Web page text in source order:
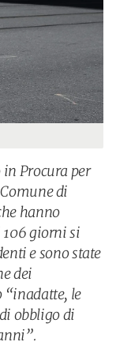
in Procura per
di
hanno
giorni si
e sono state
dei
“inadatte, le
obbligo di